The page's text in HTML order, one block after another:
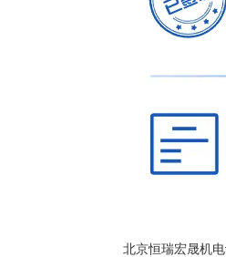
北京恒瑞宏晟机